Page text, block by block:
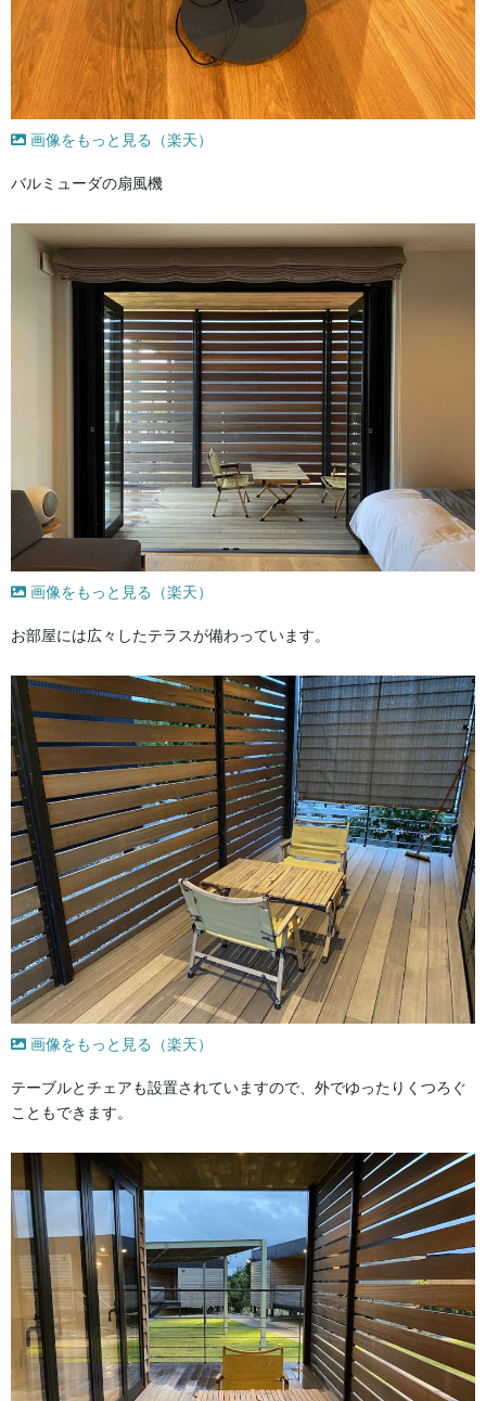
画像をもっと見る（楽天）
バルミューダの扇風機
画像をもっと見る（楽天）
お部屋には広々したテラスが備わっています。
画像をもっと見る（楽天）
テーブルとチェアも設置されていますので、外でゆったりくつろぐ
こともできます。